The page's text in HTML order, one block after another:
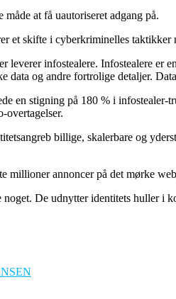
at få uautoriseret adgang på.
et skifte i cyberkriminelles
leverer infostealere. Infostealere
data og andre fortrolige detaljer.
en stigning på 180 % i
overtagelser.
billige, skalerbare og
millioner annoncer på det mørke
De udnytter identitets huller i